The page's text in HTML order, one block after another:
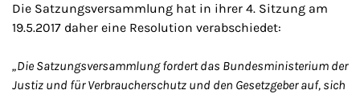
Die Satzungsversammlung hat in ihrer 4. Sitzung am
19.5.2017 daher eine Resolution verabschiedet:
„Die Satzungsversammlung fordert das Bundesministerium der
Justiz und für Verbraucherschutz und den Gesetzgeber auf, sich